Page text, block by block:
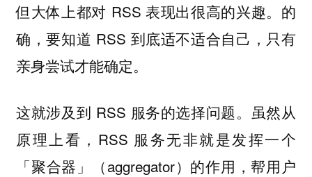
但大体上都对 RSS 表现出很高的兴趣。的
确，要知道 RSS 到底适不适合自己，只有
亲身尝试才能确定。
这就涉及到 RSS 服务的选择问题。虽然从
原理上看，RSS 服务无非就是发挥一个
「聚合器」（aggregator）的作用，帮用户